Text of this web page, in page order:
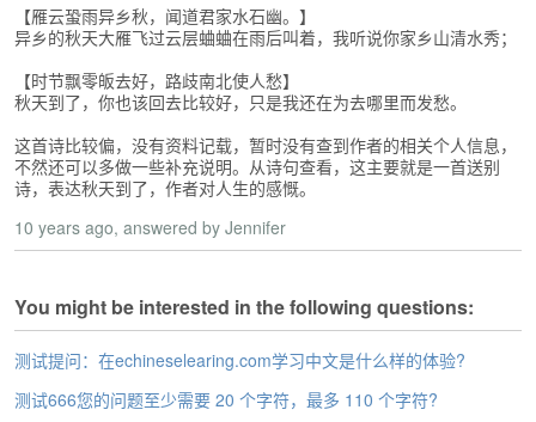
s
o
n
s
F
r
e
T
a
l
r
【雁云蛩雨异乡秋，闻道君家水石幽。】
异乡的秋天大雁飞过云层蛐蛐在雨后叫着，我听说你家乡山清水秀；
【时节飘零皈去好，路歧南北使人愁】
秋天到了，你也该回去比较好，只是我还在为去哪里而发愁。
这首诗比较偏，没有资料记载，暂时没有查到作者的相关个人信息，
不然还可以多做一些补充说明。从诗句查看，这主要就是一首送别
诗，表达秋天到了，作者对人生的感慨。
10 years ago, answered by Jennifer
You might be interested in the following questions:
测试提问：在echineselearing.com学习中文是什么样的体验?
测试666您的问题至少需要 20 个字符，最多 110 个字符?